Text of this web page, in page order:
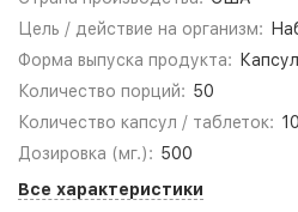
Цель / действие на организм:
Форма выпуска продукта:
Количество порций: 50
Количество капсул / таблеток:
Дозировка (мг.): 500
Все характеристики